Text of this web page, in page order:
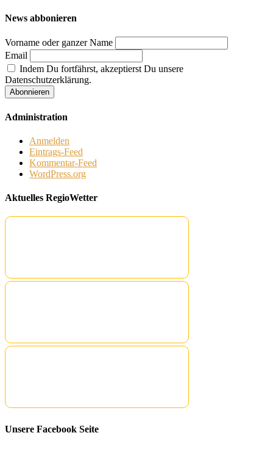
News abbonieren
Vorname oder ganzer Name
Email
Indem Du fortfährst, akzeptierst Du unsere
Datenschutzerklärung.
Administration
Anmelden
Eintrags-Feed
Kommentar-Feed
WordPress.org
Aktuelles RegioWetter
Unsere Facebook Seite